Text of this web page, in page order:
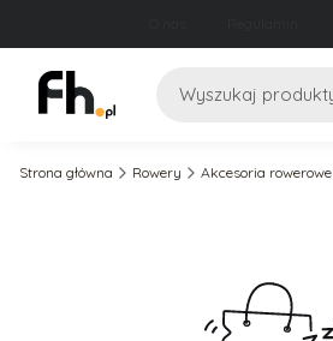
Szukaj
Strona główna Rowery Akcesoria rowerowe